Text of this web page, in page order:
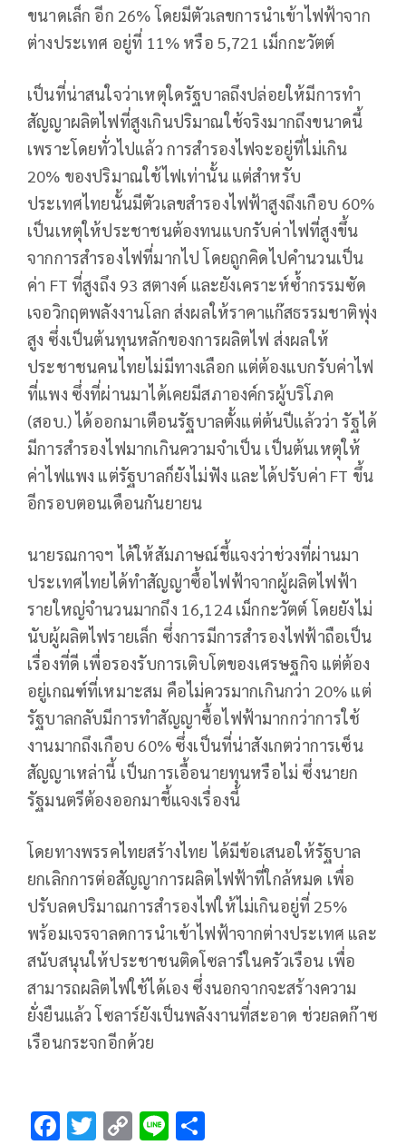
ขนาดเล็ก อีก 26% โดยมีตัวเลขการนำเข้าไฟฟ้าจาก
ต่างประเทศ อยู่ที่ 11% หรือ 5,721 เม็กกะวัตต์
เป็นที่น่าสนใจว่าเหตุใดรัฐบาลถึงปล่อยให้มีการทำ
สัญญาผลิตไฟที่สูงเกินปริมาณใช้จริงมากถึงขนาดนี้
เพราะโดยทั่วไปแล้ว การสำรองไฟจะอยู่ที่ไม่เกิน
20% ของปริมาณใช้ไฟเท่านั้น แต่สำหรับ
ประเทศไทยนั้นมีตัวเลขสำรองไฟฟ้าสูงถึงเกือบ 60%
เป็นเหตุให้ประชาชนต้องทนแบกรับค่าไฟที่สูงขึ้น
จากการสำรองไฟที่มากไป โดยถูกคิดไปคำนวนเป็น
ค่า FT ที่สูงถึง 93 สตางค์ และยังเคราะห์ซ้ำกรรมซัด
เจอวิกฤตพลังงานโลก ส่งผลให้ราคาแก๊สธรรมชาติพุ่ง
สูง ซึ่งเป็นต้นทุนหลักของการผลิตไฟ ส่งผลให้
ประชาชนคนไทยไม่มีทางเลือก แต่ต้องแบกรับค่าไฟ
ที่แพง ซึ่งที่ผ่านมาได้เคยมีสภาองค์กรผู้บริโภค
(สอบ.) ได้ออกมาเตือนรัฐบาลตั้งแต่ต้นปีแล้วว่า รัฐได้
มีการสำรองไฟมากเกินความจำเป็น เป็นต้นเหตุให้
ค่าไฟแพง แต่รัฐบาลก็ยังไม่ฟัง และได้ปรับค่า FT ขึ้น
อีกรอบตอนเดือนกันยายน
นายรณกาจฯ ได้ให้สัมภาษณ์ชี้แจงว่าช่วงที่ผ่านมา
ประเทศไทยได้ทำสัญญาซื้อไฟฟ้าจากผู้ผลิตไฟฟ้า
รายใหญ่จำนวนมากถึง 16,124 เม็กกะวัตต์ โดยยังไม่
นับผู้ผลิตไฟรายเล็ก ซึ่งการมีการสำรองไฟฟ้าถือเป็น
เรื่องที่ดี เพื่อรองรับการเติบโตของเศรษฐกิจ แต่ต้อง
อยู่เกณฑ์ที่เหมาะสม คือไม่ควรมากเกินกว่า 20% แต่
รัฐบาลกลับมีการทำสัญญาซื้อไฟฟ้ามากกว่าการใช้
งานมากถึงเกือบ 60% ซึ่งเป็นที่น่าสังเกตว่าการเซ็น
สัญญาเหล่านี้ เป็นการเอื้อนายทุนหรือไม่ ซึ่งนายก
รัฐมนตรีต้องออกมาชี้แจงเรื่องนี้
โดยทางพรรคไทยสร้างไทย ได้มีข้อเสนอให้รัฐบาล
ยกเลิกการต่อสัญญาการผลิตไฟฟ้าที่ใกล้หมด เพื่อ
ปรับลดปริมาณการสำรองไฟให้ไม่เกินอยู่ที่ 25%
พร้อมเจรจาลดการนำเข้าไฟฟ้าจากต่างประเทศ และ
สนับสนุนให้ประชาชนติดโซลาร์ในครัวเรือน เพื่อ
สามารถผลิตไฟใช้ได้เอง ซึ่งนอกจากจะสร้างความ
ยั่งยืนแล้ว โซลาร์ยังเป็นพลังงานที่สะอาด ช่วยลดก๊าซ
เรือนกระจกอีกด้วย
F T C Li